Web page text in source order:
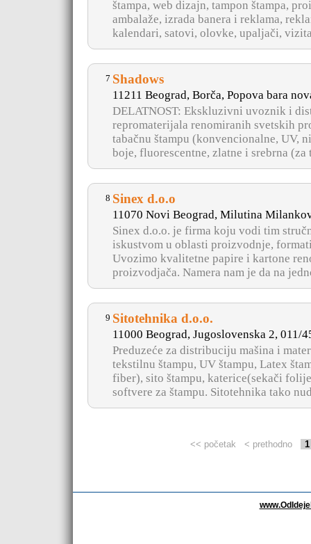
štampa, web dizajn, tampon štampa,
ambalaže, izrada banera i reklama,
kalendari, satovi, olovke, upaljači,
7 Shadows
11211 Beograd, Borča, Popova bara
DELATNOST: Ekskluzivni uvoznik i
repromaterijala renomiranih svetskih
tabačnu štampu (konvencionalne, UV,
boje, fluorescentne, zlatne i srebrna (za
8 Sinex d.o.o
11070 Novi Beograd, Milutina
Sinex d.o.o. je firma koju vodi tim
iskustvom u oblasti proizvodnje,
Uvozimo kvalitetne papire i kartone
proizvodjača. Namera nam je da na
9 Sitotehnika d.o.o.
11000 Beograd, Jugoslovenska 2, 011/
Preduzeće za distribuciju mašina i
tekstilnu štampu, UV štampu, Latex
fiber), sito štampu, katerice(sekači
softvere za štampu. Sitotehnika tako
<< početak < prethodno 1